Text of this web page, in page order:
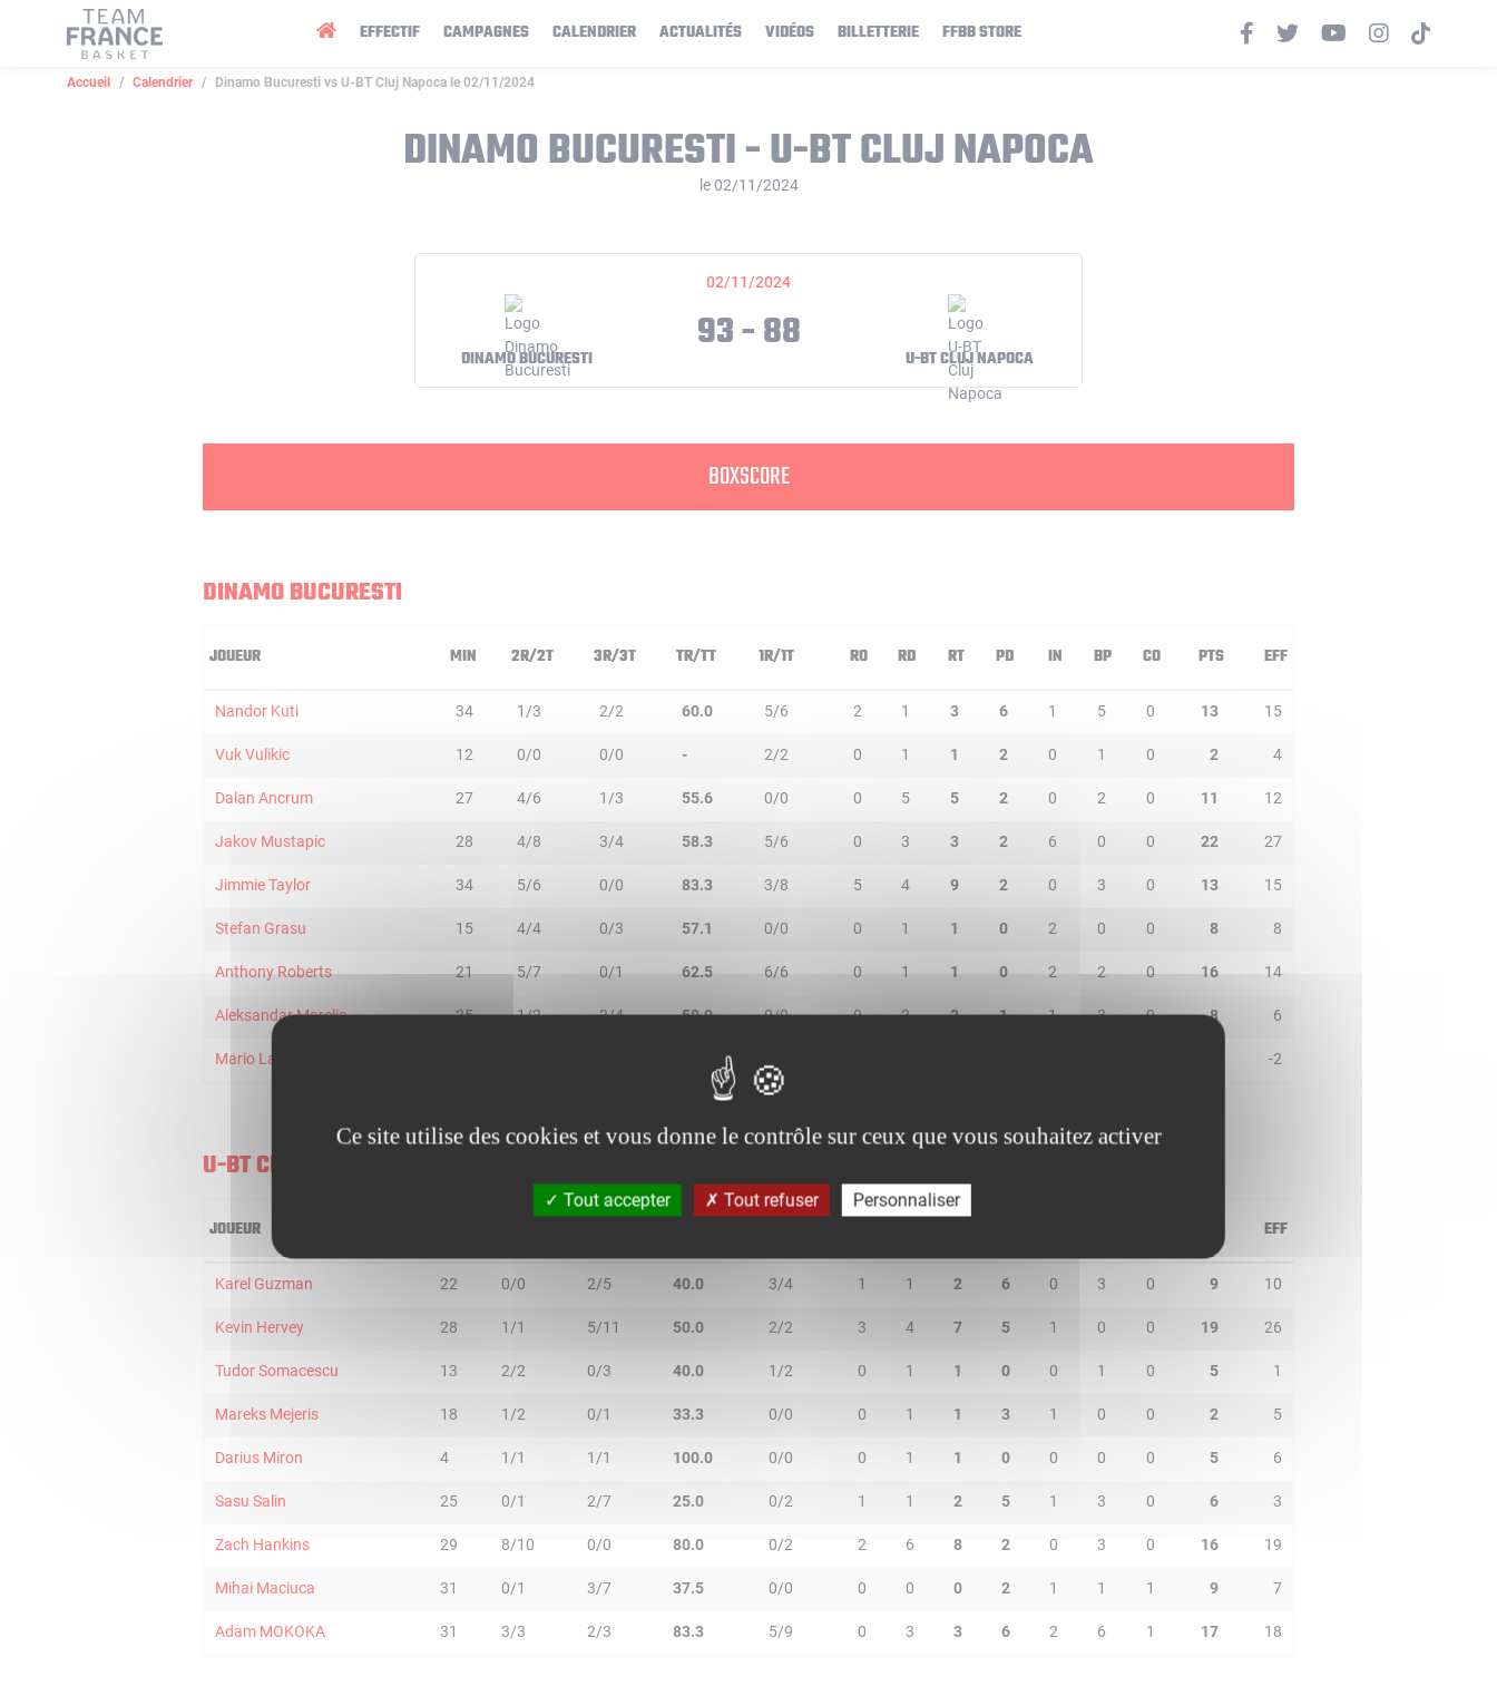
EFFECTIF CAMPAGNES CALENDRIER ACTUALITÉS VIDÉOS BILLETTERIE FFBB STORE
Accueil Calendrier Dinamo Bucuresti vs U-BT Cluj Napoca le 02/11/2024
DINAMO BUCURESTI - U-BT CLUJ NAPOCA
le 02/11/2024
02/11/2024
DINAMO BUCURESTI 93 - 88 U-BT CLUJ NAPOCA
BOXSCORE
DINAMO BUCURESTI
JOUEUR MIN 2R/2T 3R/3T TR/TT 1R/1T RO RD RT PD IN BP CO PTS EFF
Nandor Kuti 34 1/3 2/2 60.0 5/6 2 1 3 6 1 5 0 13 15
Vuk Vulikic 12 0/0 0/0 - 2/2 0 1 1 2 0 1 0 2 4
Dalan Ancrum 27 4/6 1/3 55.6 0/0 0 5 5 2 0 2 0 11 12
Jakov Mustapic 28 4/8 3/4 58.3 5/6 0 3 3 2 6 0 0 22 27
Jimmie Taylor 34 5/6 0/0 83.3 3/8 5 4 9 2 0 3 0 13 15
Stefan Grasu 15 4/4 0/3 57.1 0/0 0 1 1 0 2 0 0 8 8
Anthony Roberts 21 5/7 0/1 62.5 6/6 0 1 1 0 2 2 0 16 14
Aleksandar Marelja 25 1/2 2/4 50.0 0/0 0 2 2 1 1 3 0 8 6
Mario Lazar -2
U-BT CLUJ NAPOCA
JOUEUR EFF
Karel Guzman 22 0/0 2/5 40.0 3/4 1 1 2 6 0 3 0 9 10
Kevin Hervey 28 1/1 5/11 50.0 2/2 3 4 7 5 1 0 0 19 26
Tudor Somacescu 13 2/2 0/3 40.0 1/2 0 1 1 0 0 1 0 5 1
Mareks Mejeris 18 1/2 0/1 33.3 0/0 0 1 1 3 1 0 0 2 5
Darius Miron 4 1/1 1/1 100.0 0/0 0 1 1 0 0 0 0 5 6
Sasu Salin 25 0/1 2/7 25.0 0/2 1 1 2 5 1 3 0 6 3
Zach Hankins 29 8/10 0/0 80.0 0/2 2 6 8 2 0 3 0 16 19
Mihai Maciuca 31 0/1 3/7 37.5 0/0 0 0 0 2 1 1 1 9 7
Adam MOKOKA 31 3/3 2/3 83.3 5/9 0 3 3 6 2 6 1 17 18
Panneau de gestion des cookies
Ce site utilise des cookies et vous donne le contrôle sur ceux que vous souhaitez activer
Tout accepter Tout refuser Personnaliser